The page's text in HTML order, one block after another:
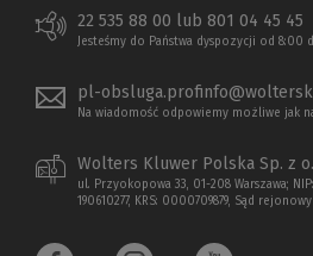
22 535 88 00 lub 801 04 45 45
Jesteśmy do Państwa dyspozycji od 8:00
pl-
Na wiadomość odpowiemy możliwe jak
Wolters Kluwer Polska Sp. z
ul. Przyokopowa 33, 01-208 Warszawa; NIP:
190610277, KRS: 0000709879, Sąd